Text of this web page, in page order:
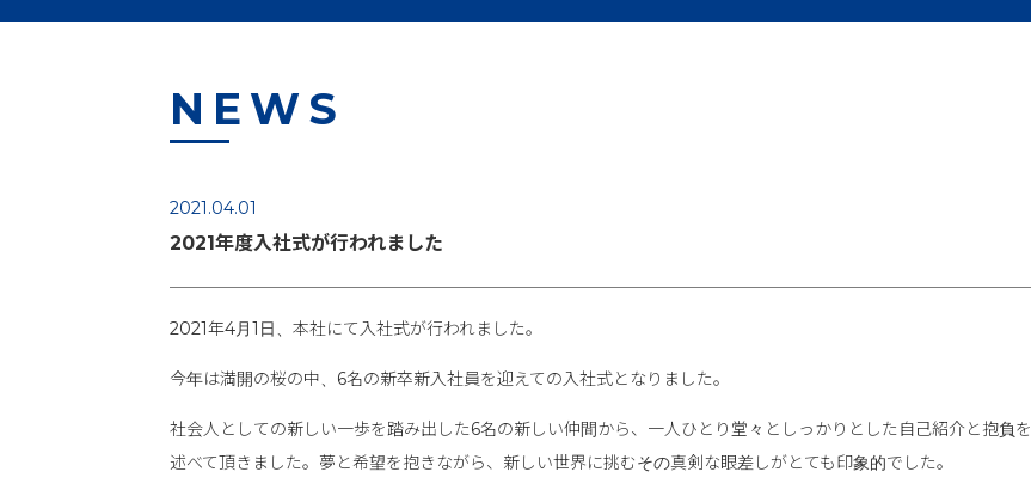
NEWS
2021.04.01
2021年度入社式が行われました
2021年4月1日、本社にて入社式が行われました。
今年は満開の桜の中、6名の新卒新入社員を迎えての入社式となりました。
社会人としての新しい一歩を踏み出した6名の新しい仲間から、一人ひとり堂々としっかりとした自己紹介と抱負を
述べて頂きました。夢と希望を抱きながら、新しい世界に挑むその真剣な眼差しがとても印象的でした。